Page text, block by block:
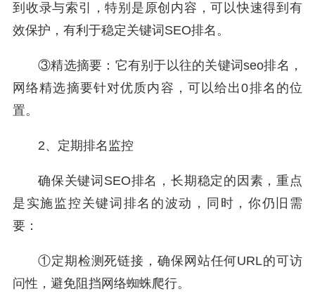
到收录与索引，特别是原创内容，可以快速得到有
效保护，有利于稳定关键词SEO排名。
③精选摘要：它有别于以往的关键词seo排名，
网络精选摘要针对优质内容，可以给出0排名的位
置。
2、定期排名监控
确保关键词SEO排名，长期稳定的因素，重点
是实施监控关键词排名的波动，同时，你仍旧需
要：
①定期检测死链接，确保网站任何URL的可访
问性，避免阻挡网络蜘蛛爬行。